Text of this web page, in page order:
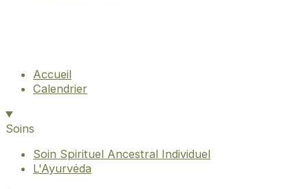
Accueil
Calendrier
Soins
Soin Spirituel Ancestral Individuel
L'Ayurvéda